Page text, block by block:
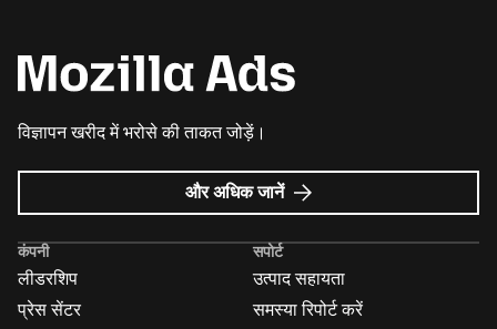
विज्ञापन खरीद में भरोसे की ताकत जोड़ें।
Mozilla
विज्ञापन
और अधिक जानें
कंपनी
लीडरशिप
प्रेस सेंटर
सपोर्ट
उत्पाद सहायता
समस्या रिपोर्ट करें